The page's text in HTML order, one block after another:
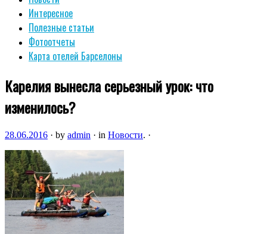
Интересное
Полезные статьи
Фотоотчеты
Карта отелей Барселоны
Карелия вынесла серьезный урок: что
изменилось?
28.06.2016 · by admin · in Новости. ·